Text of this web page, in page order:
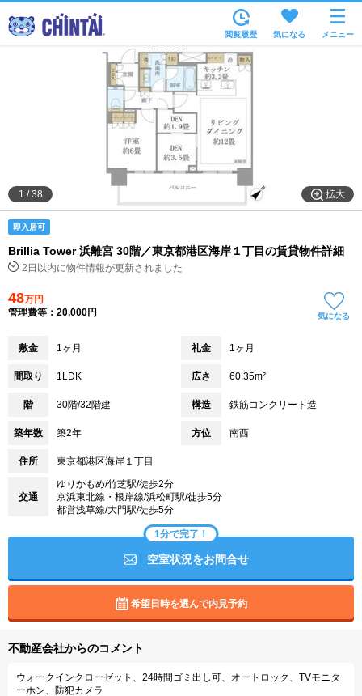
沿線・駅から
住所から
家賃相場から
通勤通学時間から
物件特集から
不動産会社から
閲覧履歴 気になる メニュー
拡大
1 /38
即入居可
Brillia Tower 浜離宮 30階／東京都港区海岸１丁目の賃貸物件詳細
2日以内に物件情報が更新されました
48万円
管理費等：20,000円
気になる
敷金 1ヶ月 礼金 1ヶ月
間取り 1LDK 広さ 60.35m²
階 30階/32階建 構造 鉄筋コンクリート造
築年数 築2年 方位 南西
住所 東京都港区海岸１丁目
交通
ゆりかもめ/竹芝駅/徒歩2分
京浜東北線・根岸線/浜松町駅/徒歩5分
都営浅草線/大門駅/徒歩5分
1分で完了！
空室状況をお問合せ
希望日時を選んで内見予約
不動産会社からのコメント
ウォークインクローゼット、24時間ゴミ出し可、オートロック、TVモニタ
ーホン、防犯カメラ